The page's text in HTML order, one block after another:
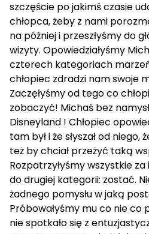
szczęście po jakimś czasie
chłopca, żeby z nami
na później i przeszłyśmy do
wizyty. Opowiedziałyśmy
czterech kategoriach marzeń
chłopiec zdradzi nam swoje
Zaczęłyśmy od tego co
zobaczyć! Michaś bez
Disneyland ! Chłopiec
tam był i że słyszał od niego,
też by chciał przeżyć taką
Rozpatrzyłyśmy wszystkie
do drugiej kategorii: zostać.
żadnego pomysłu w jaką
Próbowałyśmy mu co nie co
nie spotkało się z